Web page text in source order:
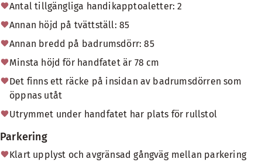
Antal tillgängliga handikapptoaletter: 2
Annan höjd på tvättställ: 85
Annan bredd på badrumsdörr: 85
Minsta höjd för handfatet är 78 cm
Det finns ett räcke på insidan av badrumsdörren som
öppnas utåt
Utrymmet under handfatet har plats för rullstol
Parkering
Klart upplyst och avgränsad gångväg mellan parkering